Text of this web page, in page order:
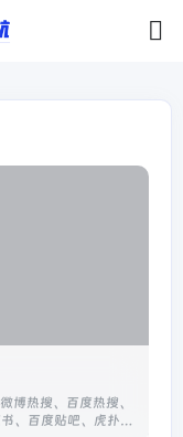
博热搜、百度热搜、
、百度贴吧、虎扑、